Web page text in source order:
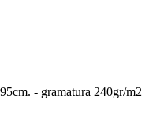
- gramatura 240gr/m2